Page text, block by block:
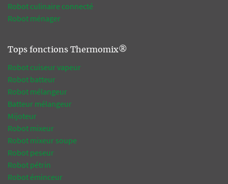
Robot culinaire connecté
Robot ménager
Tops fonctions Thermomix®
Robot cuiseur vapeur
Robot batteur
Robot mélangeur
Batteur mélangeur
Mijoteur
Robot mixeur
Robot mixeur soupe
Robot peseur
Robot pétrin
Robot éminceur